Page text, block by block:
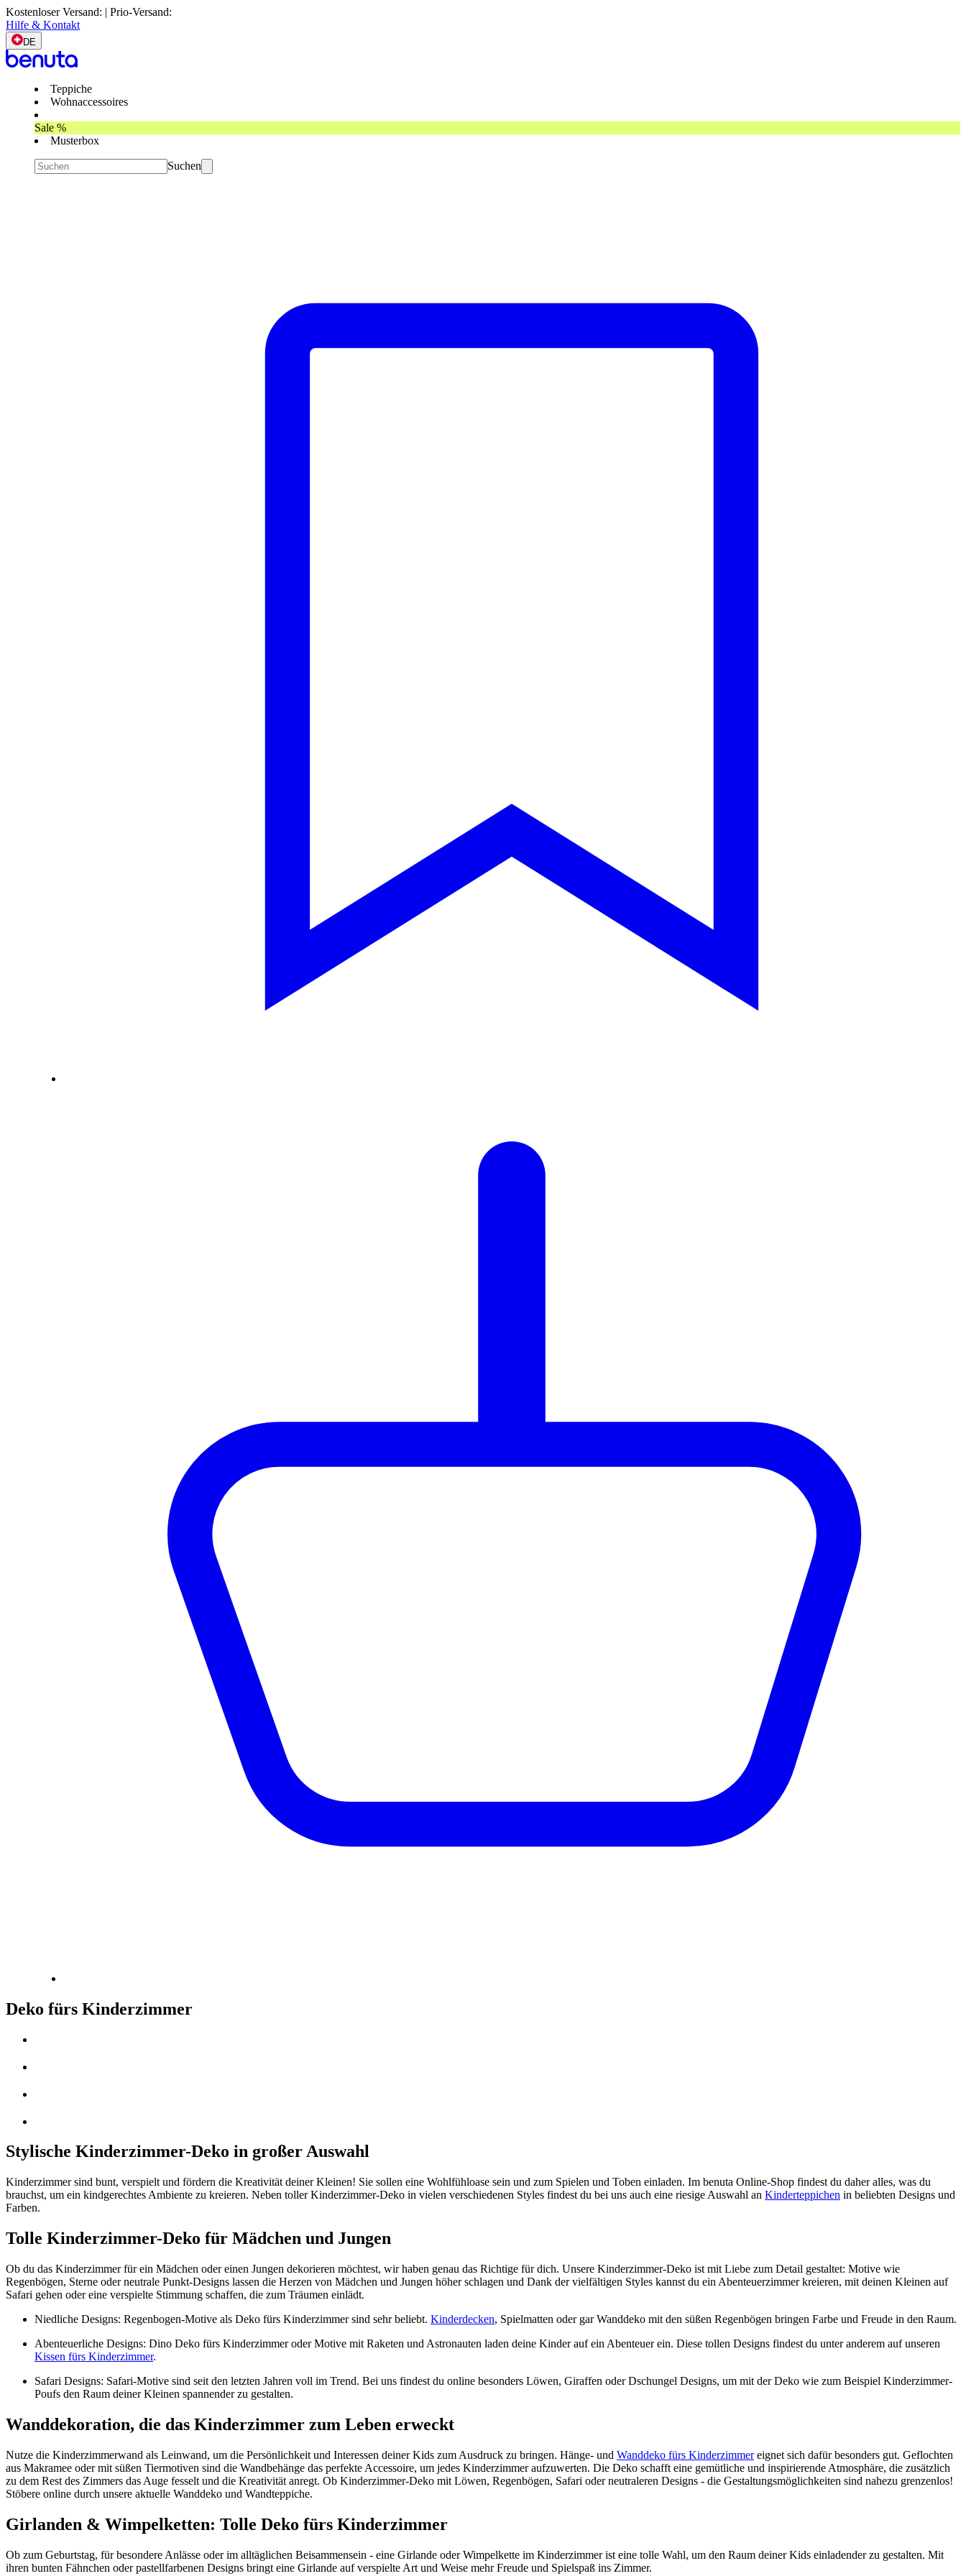
Kostenloser Versand: | Prio-Versand:
Hilfe & Kontakt
DE
Teppiche
Wohnaccessoires
Sale %
Musterbox
Suchen
Deko fürs Kinderzimmer
Stylische Kinderzimmer-Deko in großer Auswahl
Kinderzimmer sind bunt, verspielt und fördern die Kreativität deiner Kleinen! Sie sollen eine Wohlfühloase sein und zum Spielen und Toben einladen. Im benuta Online-Shop findest du daher alles, was du
brauchst, um ein kindgerechtes Ambiente zu kreieren. Neben toller Kinderzimmer-Deko in vielen verschiedenen Styles findest du bei uns auch eine riesige Auswahl an Kinderteppichen in beliebten Designs und
Farben.
Tolle Kinderzimmer-Deko für Mädchen und Jungen
Ob du das Kinderzimmer für ein Mädchen oder einen Jungen dekorieren möchtest, wir haben genau das Richtige für dich. Unsere Kinderzimmer-Deko ist mit Liebe zum Detail gestaltet: Motive wie
Regenbögen, Sterne oder neutrale Punkt-Designs lassen die Herzen von Mädchen und Jungen höher schlagen und Dank der vielfältigen Styles kannst du ein Abenteuerzimmer kreieren, mit deinen Kleinen auf
Safari gehen oder eine verspielte Stimmung schaffen, die zum Träumen einlädt.
Niedliche Designs: Regenbogen-Motive als Deko fürs Kinderzimmer sind sehr beliebt. Kinderdecken, Spielmatten oder gar Wanddeko mit den süßen Regenbögen bringen Farbe und Freude in den Raum.
Abenteuerliche Designs: Dino Deko fürs Kinderzimmer oder Motive mit Raketen und Astronauten laden deine Kinder auf ein Abenteuer ein. Diese tollen Designs findest du unter anderem auf unseren
Kissen fürs Kinderzimmer.
Safari Designs: Safari-Motive sind seit den letzten Jahren voll im Trend. Bei uns findest du online besonders Löwen, Giraffen oder Dschungel Designs, um mit der Deko wie zum Beispiel Kinderzimmer-
Poufs den Raum deiner Kleinen spannender zu gestalten.
Wanddekoration, die das Kinderzimmer zum Leben erweckt
Nutze die Kinderzimmerwand als Leinwand, um die Persönlichkeit und Interessen deiner Kids zum Ausdruck zu bringen. Hänge- und Wanddeko fürs Kinderzimmereignet sich dafür besonders gut. Geflochten
aus Makramee oder mit süßen Tiermotiven sind die Wandbehänge das perfekte Accessoire, um jedes Kinderzimmer aufzuwerten. Die Deko schafft eine gemütliche und inspirierende Atmosphäre, die zusätzlich
zu dem Rest des Zimmers das Auge fesselt und die Kreativität anregt. Ob Kinderzimmer-Deko mit Löwen, Regenbögen, Safari oder neutraleren Designs - die Gestaltungsmöglichkeiten sind nahezu grenzenlos!
Stöbere online durch unsere aktuelle Wanddeko und Wandteppiche.
Girlanden & Wimpelketten: Tolle Deko fürs Kinderzimmer
Ob zum Geburtstag, für besondere Anlässe oder im alltäglichen Beisammensein - eine Girlande oder Wimpelkette im Kinderzimmer ist eine tolle Wahl, um den Raum deiner Kids einladender zu gestalten. Mit
ihren bunten Fähnchen oder pastellfarbenen Designs bringt eine Girlande auf verspielte Art und Weise mehr Freude und Spielspaß ins Zimmer.